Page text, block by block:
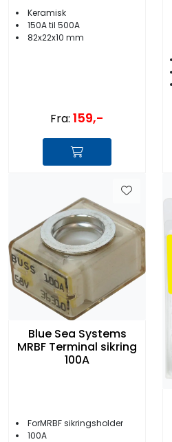
Keramisk
150A til 500A
82x22x10 mm
Fra: 159,-
Blue Sea Systems
MRBF Terminal sikring
100A
ForMRBF sikringsholder
100A